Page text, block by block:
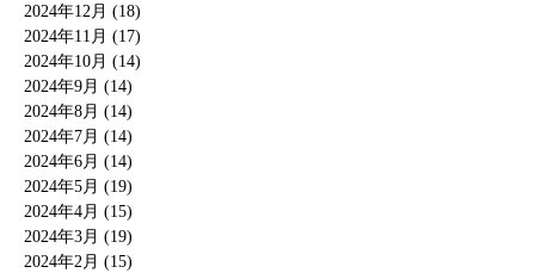
2024年12月 (18)
2024年11月 (17)
2024年10月 (14)
2024年9月 (14)
2024年8月 (14)
2024年7月 (14)
2024年6月 (14)
2024年5月 (19)
2024年4月 (15)
2024年3月 (19)
2024年2月 (15)